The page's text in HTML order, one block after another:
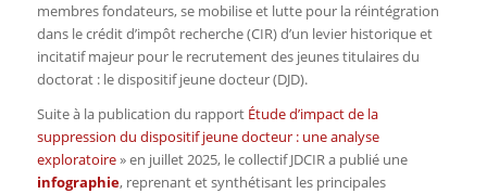
membres fondateurs, se mobilise et lutte pour la réintégration
dans le crédit d’impôt recherche (CIR) d’un levier historique et
incitatif majeur pour le recrutement des jeunes titulaires du
doctorat : le dispositif jeune docteur (DJD).
Suite à la publication du rapport Étude d’impact de la
suppression du dispositif jeune docteur : une analyse
exploratoire» en juillet 2025, le collectif JDCIR a publié une
infographie, reprenant et synthétisant les principales